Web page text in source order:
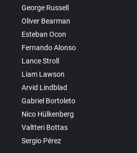
George Russell
Oliver Bearman
Esteban Ocon
Fernando Alonso
Lance Stroll
Liam Lawson
Arvid Lindblad
Gabriel Bortoleto
Nico Hülkenberg
Valtteri Bottas
Sergio Pérez